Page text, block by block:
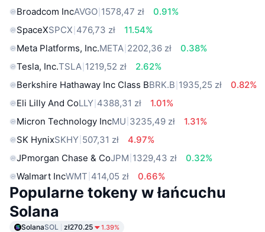
Broadcom IncAVGO 1578,47 zł
0.91%
SpaceXSPCX 476,73 zł
11.54%
Meta Platforms, Inc.META 2202,36 zł
0.38%
Tesla, Inc.TSLA 1219,52 zł
2.62%
Berkshire Hathaway Inc Class BBRK.B 1935,25 zł
0.82%
Eli Lilly And CoLLY 4388,31 zł
1.01%
Micron Technology IncMU 3235,49 zł
1.31%
SK HynixSKHY 507,31 zł
4.97%
JPmorgan Chase & CoJPM 1329,43 zł
0.32%
Walmart IncWMT 414,05 zł 0.66%
Popularne tokeny w łańcuchu
Solana
SolanaSOL zł270.25 1.39%